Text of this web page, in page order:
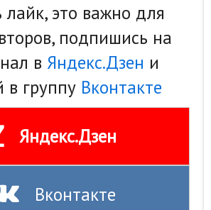
лайк, это важно для
подпишись на
в Яндекс.Дзен и
в группу Вконтакте
Яндекс.Дзен
Вконтакте